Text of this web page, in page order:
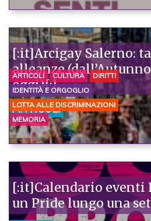
[:it]Arcigay Salerno:
alleanze
oggi)[:]
ARTICOLI
ARTICOLI CULTURA
DIRITTI
IDENTITÀ E ORGOGLIO
LOTTA ALLE DISCRIMINAZIONI
MEMORIA
[:it]Calendario eventi
un Pride lungo una